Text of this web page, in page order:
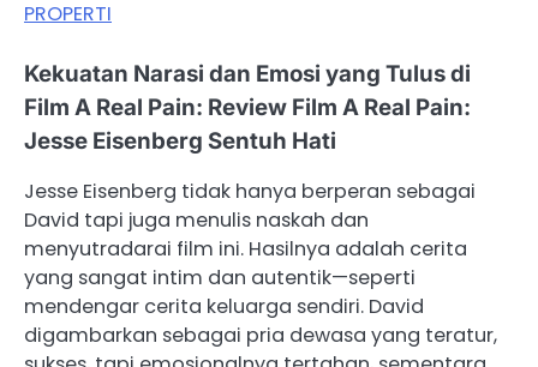
PROPERTI
Kekuatan Narasi dan Emosi yang Tulus di
Film A Real Pain: Review Film A Real Pain:
Jesse Eisenberg Sentuh Hati
Jesse Eisenberg tidak hanya berperan sebagai
David tapi juga menulis naskah dan
menyutradarai film ini. Hasilnya adalah cerita
yang sangat intim dan autentik—seperti
mendengar cerita keluarga sendiri. David
digambarkan sebagai pria dewasa yang teratur,